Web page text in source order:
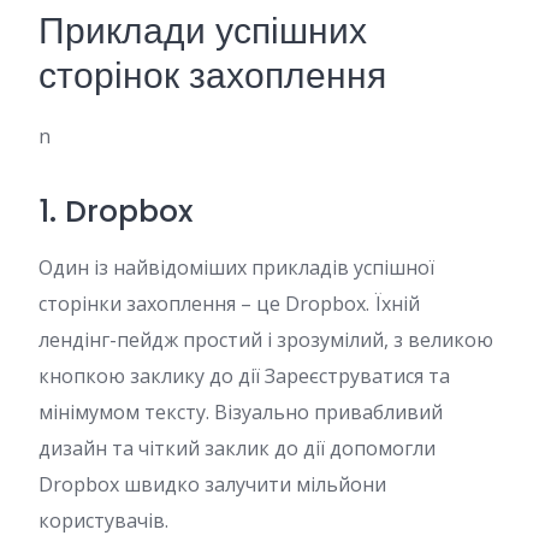
Приклади успішних
сторінок захоплення
n
1. Dropbox
Один із найвідоміших прикладів успішної
сторінки захоплення – це Dropbox. Їхній
лендінг-пейдж простий і зрозумілий, з великою
кнопкою заклику до дії Зареєструватися та
мінімумом тексту. Візуально привабливий
дизайн та чіткий заклик до дії допомогли
Dropbox швидко залучити мільйони
користувачів.